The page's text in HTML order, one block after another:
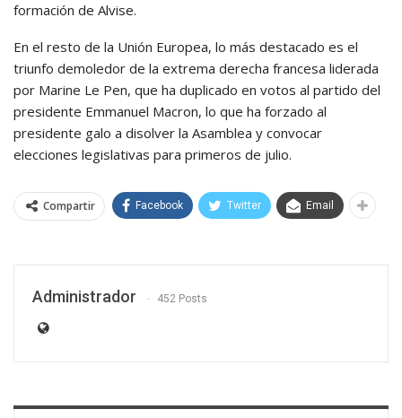
formación de Alvise.
En el resto de la Unión Europea, lo más destacado es el
triunfo demoledor de la extrema derecha francesa liderada
por Marine Le Pen, que ha duplicado en votos al partido del
presidente Emmanuel Macron, lo que ha forzado al
presidente galo a disolver la Asamblea y convocar
elecciones legislativas para primeros de julio.
Compartir Facebook Twitter Email
Administrador 452 Posts